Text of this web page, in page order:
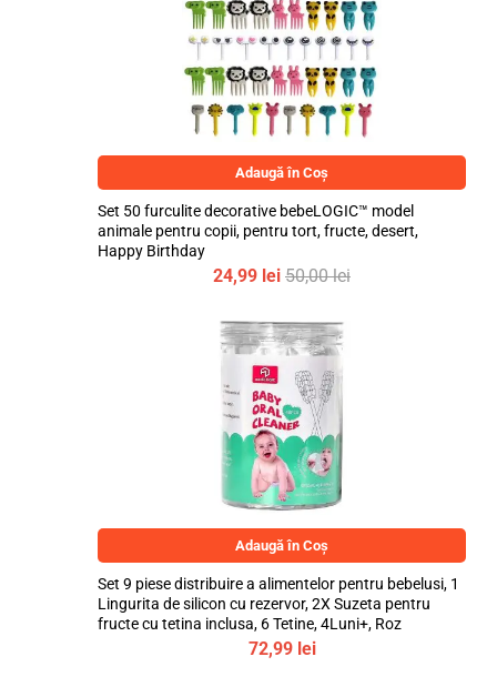
Adaugă în Coș
Set 50 furculite decorative bebeLOGIC™ model
animale pentru copii, pentru tort, fructe, desert,
Happy Birthday
24,99 lei 50,00lei
Adaugă în Coș
Set 9 piese distribuire a alimentelor pentru bebelusi, 1
Lingurita de silicon cu rezervor, 2X Suzeta pentru
fructe cu tetina inclusa, 6 Tetine, 4Luni+, Roz
72,99 lei